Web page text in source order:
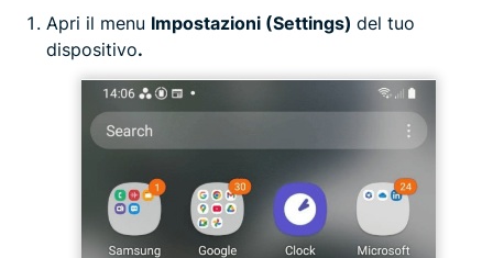
Apri il menu Impostazioni (Settings) del tuo
dispositivo.